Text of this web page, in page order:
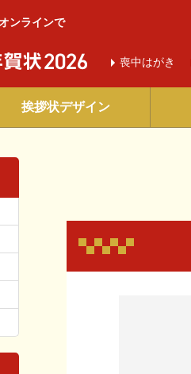
ンラインで
喪中はがき
挨拶状デザイン